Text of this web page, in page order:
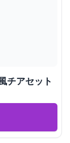
チアセット